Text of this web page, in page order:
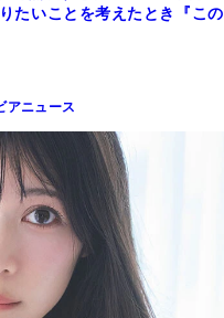
たいことを考えたとき『この
アニュース